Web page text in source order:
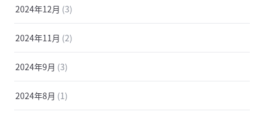
2024年12月 (3)
2024年11月 (2)
2024年9月 (3)
2024年8月 (1)